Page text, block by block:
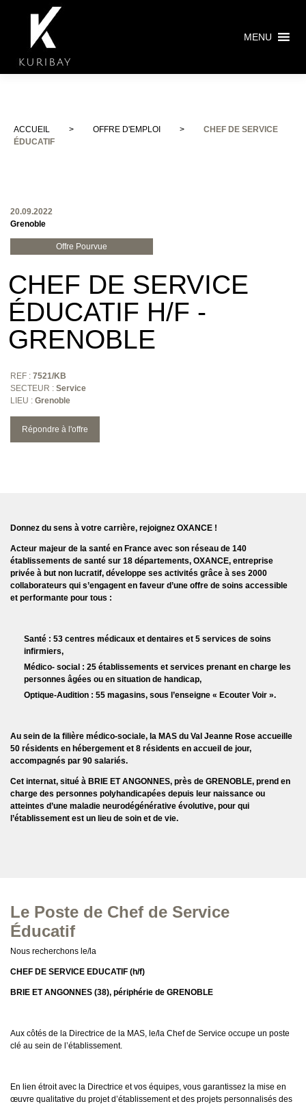
MENU
ACCUEIL > OFFRE D'EMPLOI >
CHEF DE SERVICE
ÉDUCATIF
20.09.2022
Grenoble
Offre Pourvue
CHEF DE SERVICE
ÉDUCATIF H/F -
GRENOBLE
REF : 7521/KB
SECTEUR : Service
LIEU : Grenoble
Répondre à l'offre
Donnez du sens à votre carrière, rejoignez OXANCE !
Acteur majeur de la santé en France avec son réseau de 140
établissements de santé sur 18 départements, OXANCE, entreprise
privée à but non lucratif, développe ses activités grâce à ses 2000
collaborateurs qui s’engagent en faveur d’une offre de soins accessible
et performante pour tous :
Santé : 53 centres médicaux et dentaires et 5 services de soins
infirmiers,
Médico- social : 25 établissements et services prenant en charge les
personnes âgées ou en situation de handicap,
Optique-Audition : 55 magasins, sous l’enseigne « Ecouter Voir ».
Au sein de la filière médico-sociale, la MAS du Val Jeanne Rose accueille
50 résidents en hébergement et 8 résidents en accueil de jour,
accompagnés par 90 salariés.
Cet internat, situé à BRIE ET ANGONNES, près de GRENOBLE, prend en
charge des personnes polyhandicapées depuis leur naissance ou
atteintes d’une maladie neurodégénérative évolutive, pour qui
l’établissement est un lieu de soin et de vie.
Le Poste de Chef de Service
Éducatif
Nous recherchons le/la
CHEF DE SERVICE EDUCATIF (h/f)
BRIE ET ANGONNES (38), périphérie de GRENOBLE
Aux côtés de la Directrice de la MAS, le/la Chef de Service occupe un poste
clé au sein de l’établissement.
En lien étroit avec la Directrice et vos équipes, vous garantissez la mise en
œuvre qualitative du projet d’établissement et des projets personnalisés des